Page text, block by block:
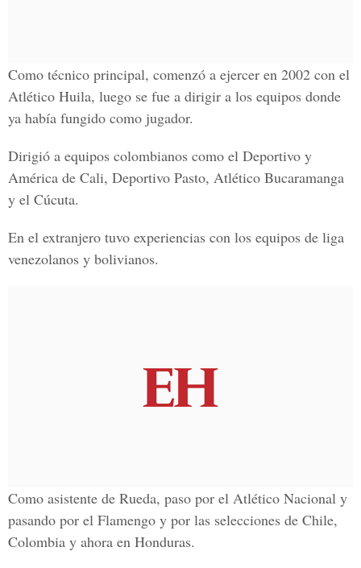
Como técnico principal, comenzó a ejercer en 2002 con el
Atlético Huila, luego se fue a dirigir a los equipos donde
ya había fungido como jugador.
Dirigió a equipos colombianos como el Deportivo y
América de Cali, Deportivo Pasto, Atlético Bucaramanga
y el Cúcuta.
En el extranjero tuvo experiencias con los equipos de liga
venezolanos y bolivianos.
Como asistente de Rueda, paso por el Atlético Nacional y
pasando por el Flamengo y por las selecciones de Chile,
Colombia y ahora en Honduras.